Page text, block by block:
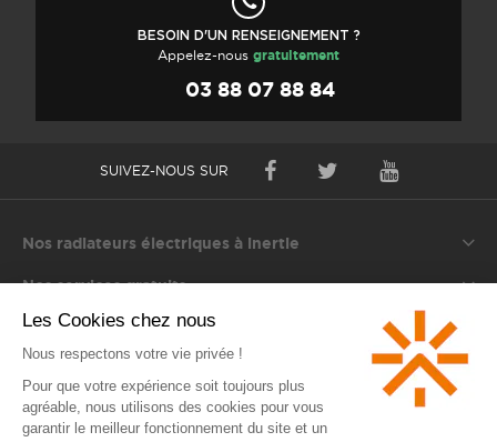
BESOIN D'UN RENSEIGNEMENT ?
Appelez-nous gratuitement
03 88 07 88 84
SUIVEZ-NOUS SUR
Nos radiateurs électriques à inertie
Nos services gratuits
S'informer